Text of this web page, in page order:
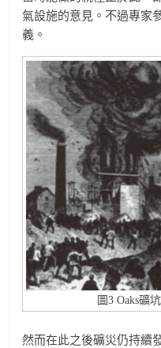
氣設施的意見。不過專家
義。
圖3 Oaks礦
然而在此之後礦災仍持續